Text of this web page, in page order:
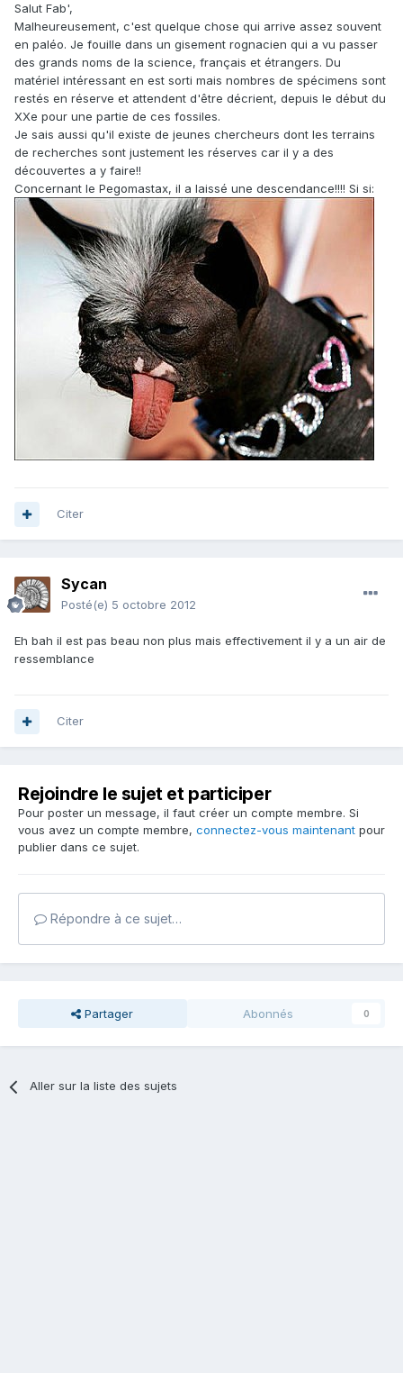
Salut Fab',
Malheureusement, c'est quelque chose qui arrive assez souvent
en paléo. Je fouille dans un gisement rognacien qui a vu passer
des grands noms de la science, français et étrangers. Du
matériel intéressant en est sorti mais nombres de spécimens sont
restés en réserve et attendent d'être décrient, depuis le début du
XXe pour une partie de ces fossiles.
Je sais aussi qu'il existe de jeunes chercheurs dont les terrains
de recherches sont justement les réserves car il y a des
découvertes a y faire!!
Concernant le Pegomastax, il a laissé une descendance!!!! Si si:
Citer
Sycan
Posté(e) 5 octobre 2012
Eh bah il est pas beau non plus mais effectivement il y a un air de
ressemblance
Citer
Rejoindre le sujet et participer
Pour poster un message, il faut créer un compte membre. Si
vous avez un compte membre, connectez-vous maintenant pour
publier dans ce sujet.
Répondre à ce sujet…
Partager Abonnés 0
Aller sur la liste des sujets